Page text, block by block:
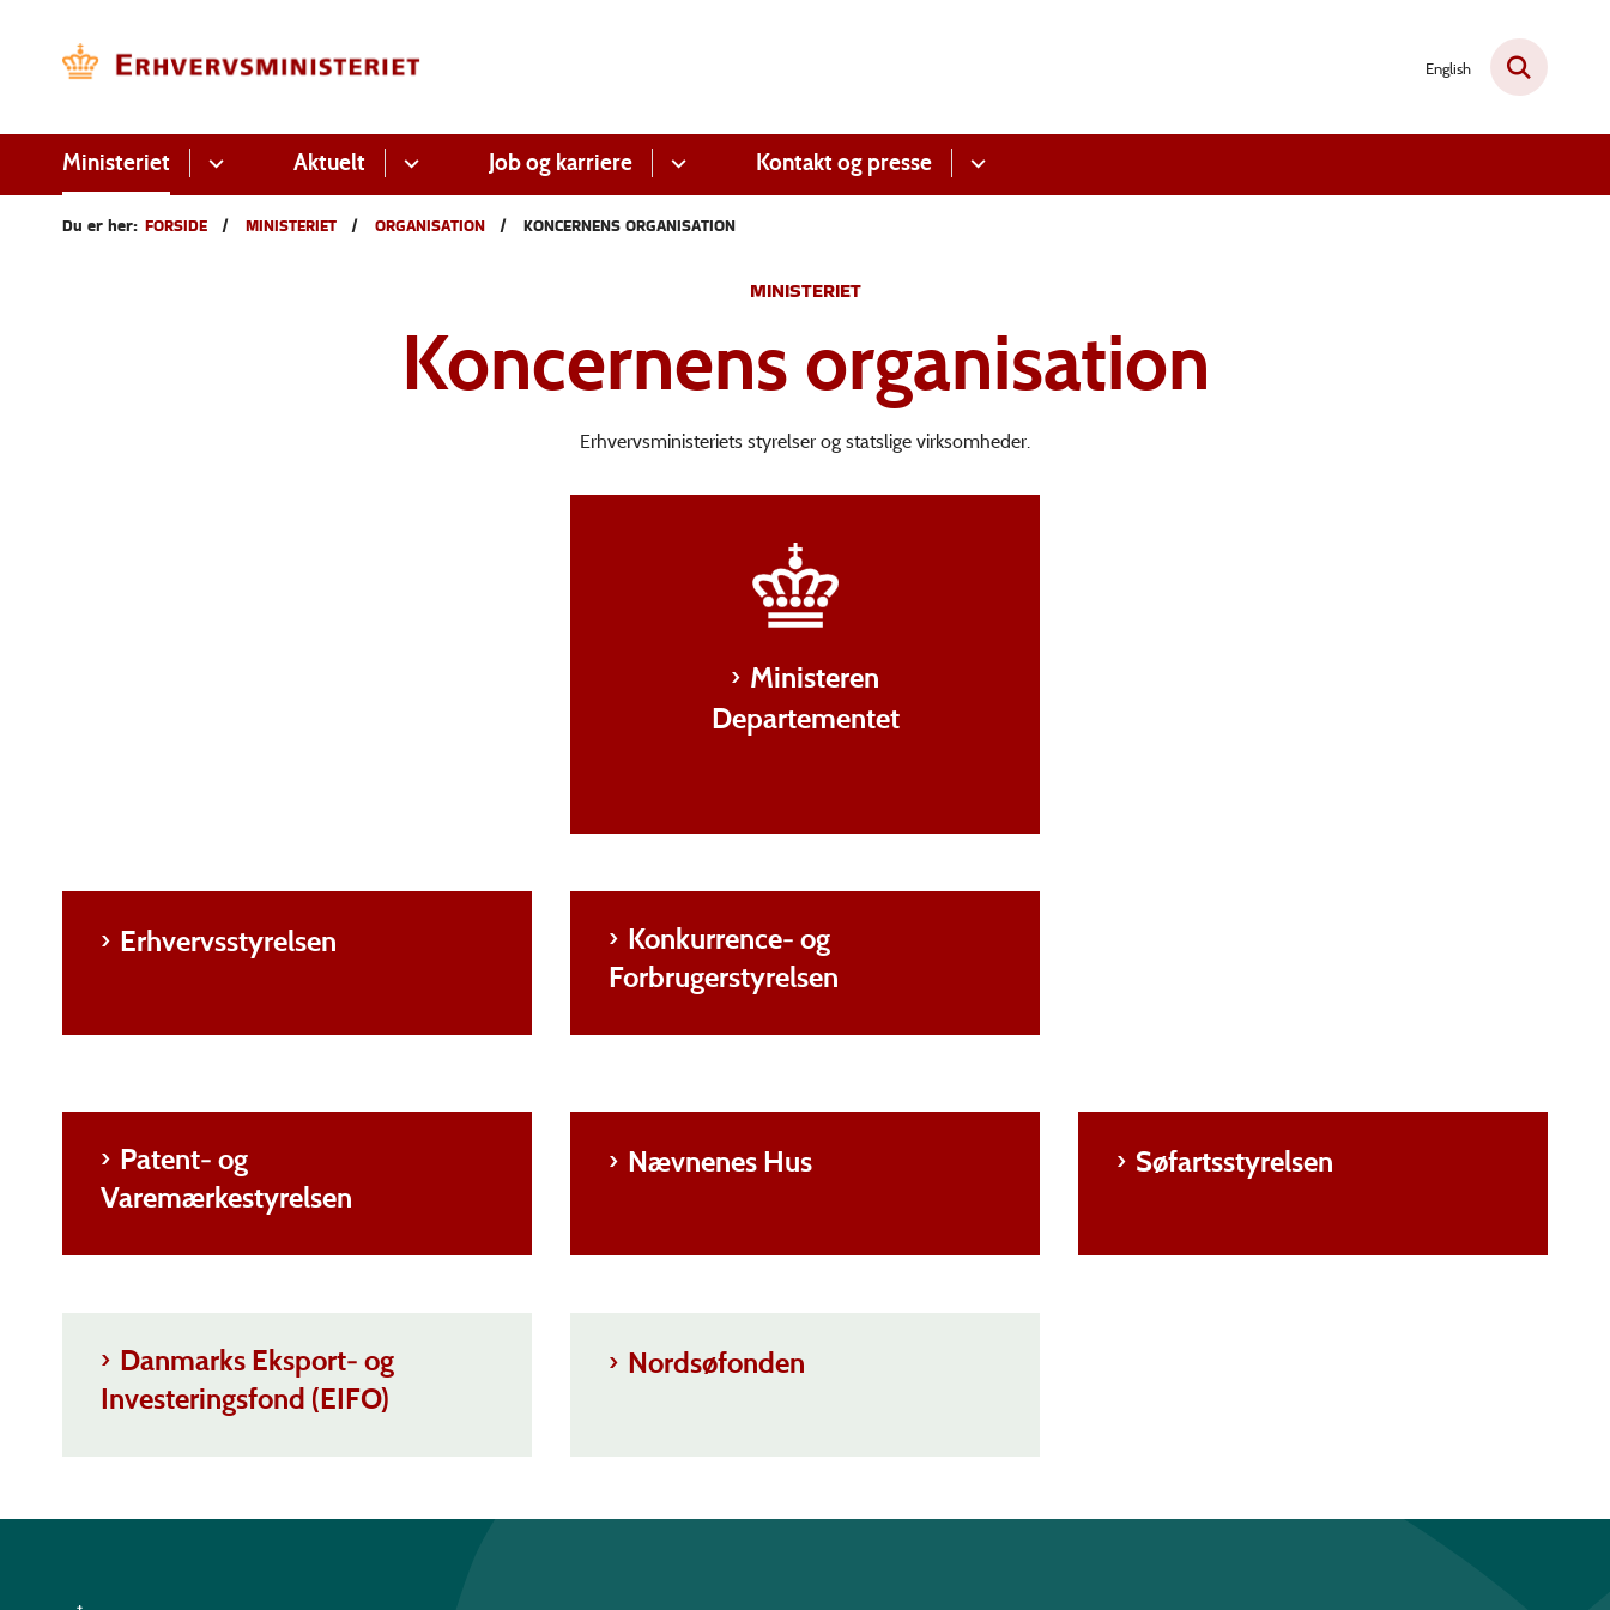
English
Ministeriet Aktuelt Job og karriere Kontakt og presse
Du er her: FORSIDE MINISTERIET ORGANISATION KONCERNENS ORGANISATION
MINISTERIET
Koncernens organisation
Erhvervsministeriets styrelser og statslige virksomheder.
Ministeren
Departementet
Erhvervsstyrelsen
Konkurrence- og
Forbrugerstyrelsen
Patent- og
Varemærkestyrelsen
Nævnenes Hus Søfartsstyrelsen
Danmarks Eksport- og
Investeringsfond (EIFO)
Nordsøfonden